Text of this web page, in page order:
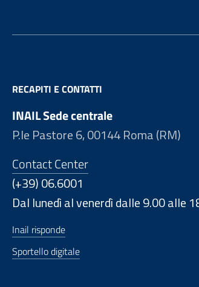
RECAPITI E CONTATTI
INAIL Sede centrale
P.le Pastore 6, 00144 Roma (RM)
Contact Center
(+39) 06.6001
Dal lunedì al venerdì dalle 9.00 alle
Inail risponde
Sportello digitale